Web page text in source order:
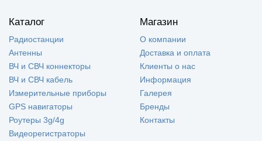
Каталог
Радиостанции
Антенны
ВЧ и СВЧ коннекторы
ВЧ и СВЧ кабель
Измерительные приборы
GPS навигаторы
Роутеры 3g/4g
Видеорегистраторы
Магазин
О компании
Доставка и оплата
Клиенты о нас
Информация
Галерея
Бренды
Контакты